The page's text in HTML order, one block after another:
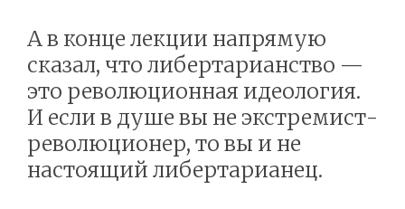
А в конце лекции напрямую
сказал, что либертарианство —
это революционная идеология.
И если в душе вы не экстремист-
революционер, то вы и не
настоящий либертарианец.